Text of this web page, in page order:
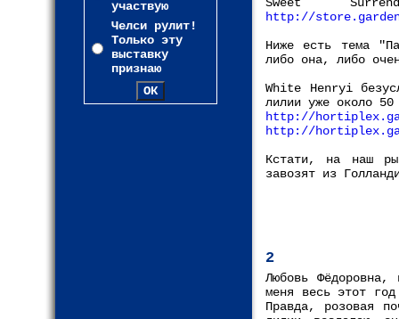
участвую
Челси рулит!
Только эту
выставку
признаю
http://
Ниже есть тема
либо она, либо
White Henryi
лилии уже около
http://
http://
Кстати, на наш
завозят из
2
Любовь
меня весь этот
Правда, розовая